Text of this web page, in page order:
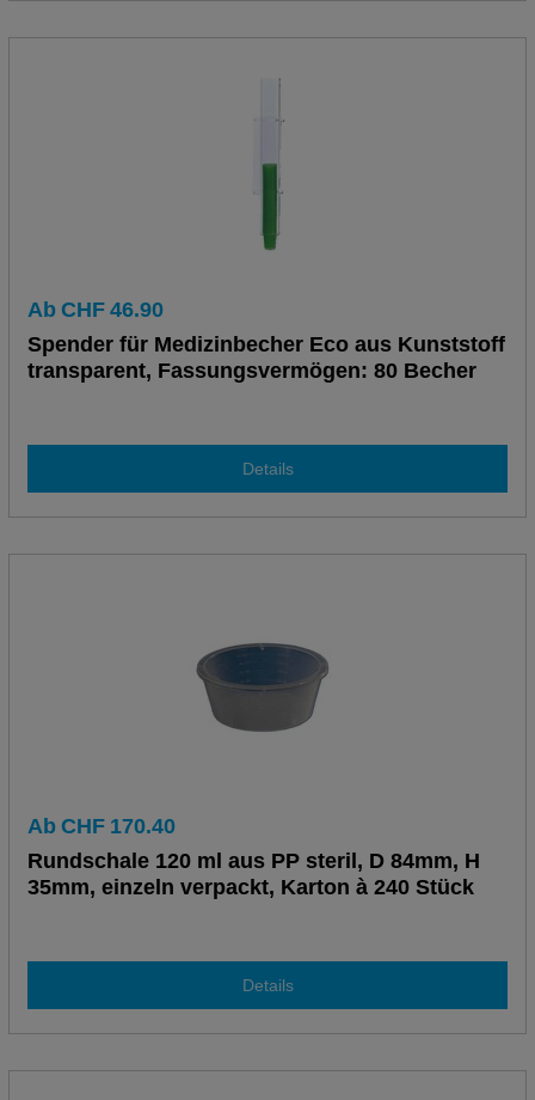
Ab CHF 46.90
Spender für Medizinbecher Eco aus Kunststoff
transparent, Fassungsvermögen: 80 Becher
Details
Ab CHF 170.40
Rundschale 120 ml aus PP steril, D 84mm, H
35mm, einzeln verpackt, Karton à 240 Stück
Details